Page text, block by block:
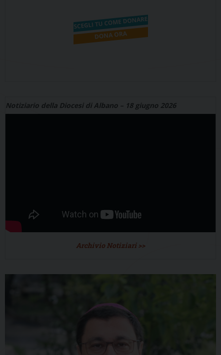
Notiziario della Diocesi di Albano – 18 giugno 2026
Archivio Notiziari >>